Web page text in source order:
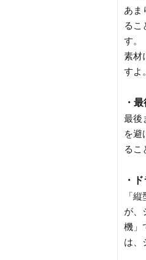
あま
るこ
す。
素材
すよ。
・
最後
を避
るこ
・
「
が、
機」
は、